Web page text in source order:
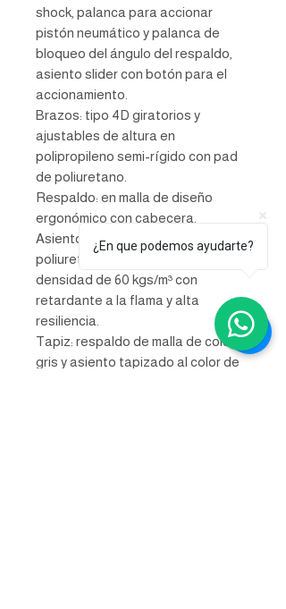
shock, palanca para accionar
pistón neumático y palanca de
bloqueo del ángulo del respaldo,
asiento slider con botón para el
accionamiento.
Brazos: tipo 4D giratorios y
ajustables de altura en
polipropileno semi-rígido con pad
de poliuretano.
Respaldo: en malla de diseño
ergonómico con cabecera.
Asiento: hule espuma de
poliuretano inyectado flexible con
densidad de 60 kgs/m³ con
retardante a la flama y alta
resiliencia.
Tapiz: respaldo de malla de color
gris y asiento tapizado al color de
¿En que podemos ayudarte?